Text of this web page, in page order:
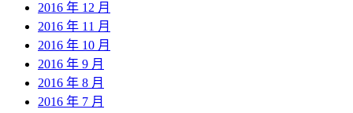
2016 年 12 月
2016 年 11 月
2016 年 10 月
2016 年 9 月
2016 年 8 月
2016 年 7 月